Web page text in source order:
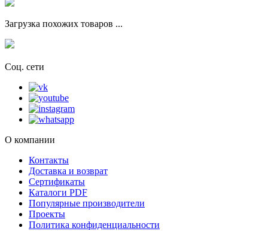
Загрузка похожих товаров ...
Соц. сети
О компании
Контакты
Доставка и возврат
Сертификаты
Каталоги PDF
Популярные производители
Проекты
Политика конфиденциальности